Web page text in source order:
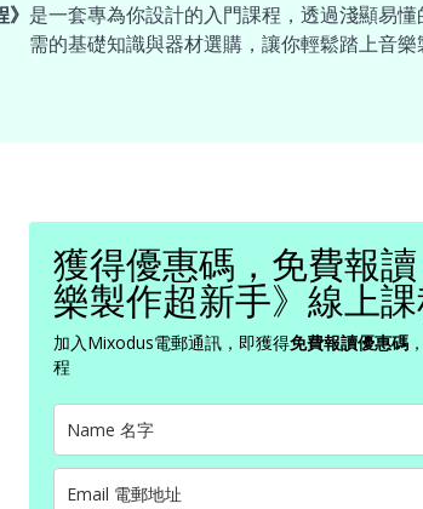
是一套專為你設計的入門課程，透過淺顯易
需的基礎知識與器材選購，讓你輕鬆踏上音樂
獲得優惠碼，免費報
樂製作超新手》線上課
加入Mixodus電郵通訊，即獲得免費報讀優惠碼
程